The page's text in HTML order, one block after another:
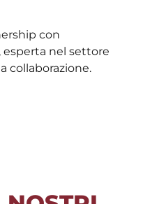
con
esperta nel settore
collaborazione.